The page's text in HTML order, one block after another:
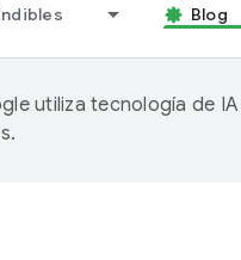
Blog
utiliza tecnología de